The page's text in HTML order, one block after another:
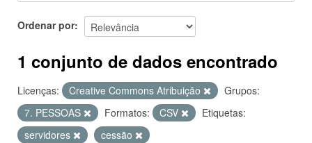
Ordenar por
1 conjunto de dados encontrado
Licenças: Creative Commons Atribuição
Grupos:
7. PESSOAS
Formatos: CSV
Etiquetas:
servidores
cessão